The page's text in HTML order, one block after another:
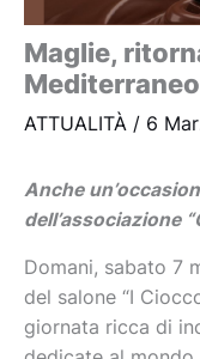
Maglie,
ATTUALITÀ / 6
Anche
dell’associazione
Domani, sabato 7
del salone “I
giornata ricca di